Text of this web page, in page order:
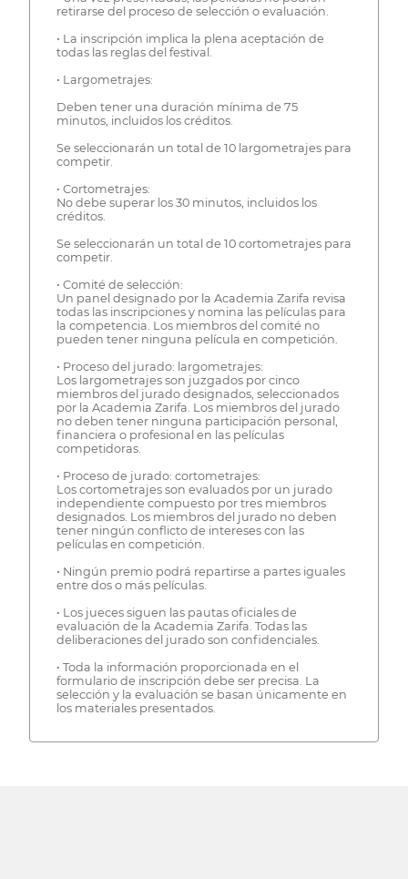
retirarse del proceso de selección o evaluación.
• La inscripción implica la plena aceptación de
todas las reglas del festival.
• Largometrajes:
Deben tener una duración mínima de 75
minutos, incluidos los créditos.
Se seleccionarán un total de 10 largometrajes para
competir.
• Cortometrajes:
No debe superar los 30 minutos, incluidos los
créditos.
Se seleccionarán un total de 10 cortometrajes para
competir.
• Comité de selección:
Un panel designado por la Academia Zarifa revisa
todas las inscripciones y nomina las películas para
la competencia. Los miembros del comité no
pueden tener ninguna película en competición.
• Proceso del jurado: largometrajes:
Los largometrajes son juzgados por cinco
miembros del jurado designados, seleccionados
por la Academia Zarifa. Los miembros del jurado
no deben tener ninguna participación personal,
financiera o profesional en las películas
competidoras.
• Proceso de jurado: cortometrajes:
Los cortometrajes son evaluados por un jurado
independiente compuesto por tres miembros
designados. Los miembros del jurado no deben
tener ningún conflicto de intereses con las
películas en competición.
• Ningún premio podrá repartirse a partes iguales
entre dos o más películas.
• Los jueces siguen las pautas oficiales de
evaluación de la Academia Zarifa. Todas las
deliberaciones del jurado son confidenciales.
• Toda la información proporcionada en el
formulario de inscripción debe ser precisa. La
selección y la evaluación se basan únicamente en
los materiales presentados.